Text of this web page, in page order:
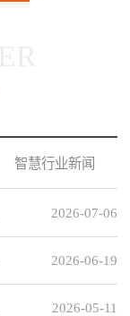
智慧行业新闻
2026-07-06
2026-06-19
2026-05-11